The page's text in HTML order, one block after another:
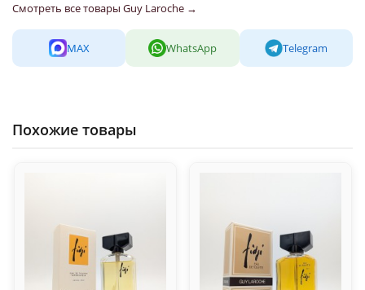
Смотреть все товары Guy Laroche →
MAX WhatsApp Telegram
Похожие товары